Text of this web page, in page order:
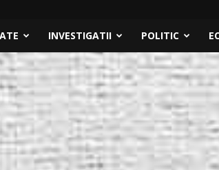
INVESTIGATII POLITIC